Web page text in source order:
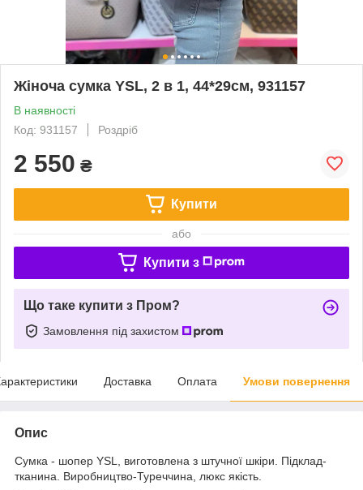
Жіноча сумка YSL, 2 в 1, 44*29см, 931157
В наявності
Код: 931157
Роздріб
2 550 ₴
Купити
або
Купити з
Що таке купити з Пром?
Замовлення під захистом
Доставка Оплата Умови повернення
Опис
Сумка - шопер YSL, виготовлена з штучної шкіри. Підклад-
тканина. Виробництво-Туреччина, люкс якість.